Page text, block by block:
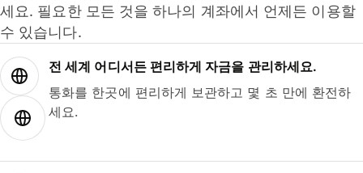
세요. 필요한 모든 것을 하나의 계좌에서 언제든 이용할
수 있습니다.
전 세계 어디서든 편리하게 자금을 관리하세요.
통화를 한곳에 편리하게 보관하고 몇 초 만에 환전하
세요.